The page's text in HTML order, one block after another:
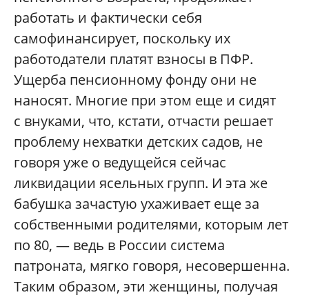
работать и фактически себя
самофинансирует, поскольку их
работодатели платят взносы в ПФР.
Ущерба пенсионному фонду они не
наносят. Многие при этом еще и сидят
с внуками, что, кстати, отчасти решает
проблему нехватки детских садов, не
говоря уже о ведущейся сейчас
ликвидации ясельных групп. И эта же
бабушка зачастую ухаживает еще за
собственными родителями, которым лет
по 80, — ведь в России система
патроната, мягко говоря, несовершенна.
Таким образом, эти женщины, получая